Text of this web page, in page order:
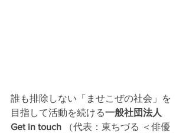
誰も排除しない「ませこぜの社会」を
目指して活動を続ける一般社団法人
Get in touch （代表：東ちづる ＜俳優